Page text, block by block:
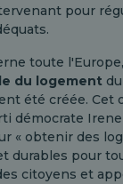
pour
toute
du logement
été créée. Cet
démocrate
« obtenir des
durables pour
citoyens et